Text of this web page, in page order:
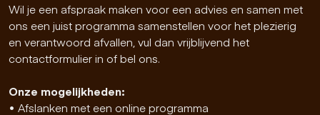
Wil je een afspraak maken voor een advies en samen met
ons een juist programma samenstellen voor het plezierig
en verantwoord afvallen, vul dan vrijblijvend het
contactformulier in of bel ons.
Onze mogelijkheden:
• Afslanken met een online programma